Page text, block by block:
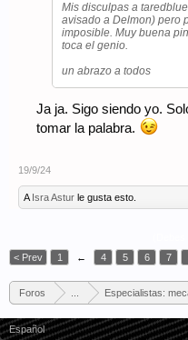
Mis disculpas a
avisado a Delmon) pero
imposible. Muy buena
toca el genio.
un abrazo a todos
Ja ja. Sigo siendo yo.
tomar la palabra.
19/9/24
A Isra Astur le gusta esto.
< Prev
1 ← 4 5 6 7
Foros Especialistas:
Español